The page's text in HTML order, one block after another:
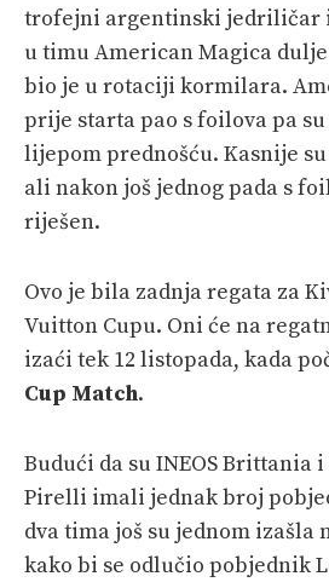
trofejni argentinski jedriličar
u timu American Magica
bio je u rotaciji kormilara.
prije starta pao s foilova pa
lijepom prednošću. Kasnije
ali nakon još jednog pada s
riješen.
Ovo je bila zadnja regata za
Vuitton Cupu. Oni će na
izaći tek 12 listopada, kada
Cup Match.
Budući da su INEOS Brittania i
Pirelli imali jednak broj
dva tima još su jednom izašla
kako bi se odlučio pobjednik